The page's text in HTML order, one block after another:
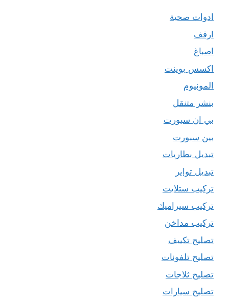
ادوات صحية
ارفف
اصباغ
اكسس بوينت
المونيوم
بنشر متنقل
بي ان سبورت
بين سبورت
تبديل بطاريات
تبديل تواير
تركيب ستلايت
تركيب سيراميك
تركيب مداخن
تصليح تكييف
تصليح تلفونات
تصليح ثلاجات
تصليح سيارات